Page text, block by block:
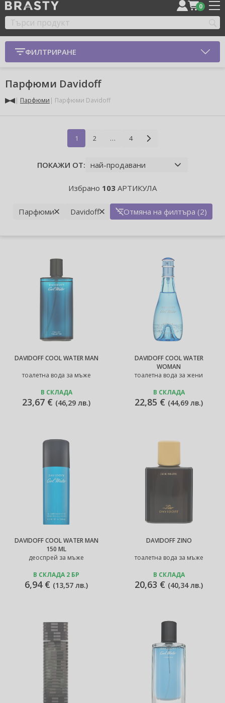
0
ФИЛТРИРАНЕ
Парфюми Davidoff
Парфюми Парфюми Davidoff
1 2 … 4
ПОКАЖИ ОТ:
Избрано 103 АРТИКУЛА
Парфюми Davidoff Отмяна на филтъра (2)
DAVIDOFF COOL WATER MAN
тоалетна вода за мъже
В СКЛАДА
23,67 € (46,29 лв.)
DAVIDOFF COOL WATER
WOMAN
тоалетна вода за жени
В СКЛАДА
22,85 € (44,69 лв.)
DAVIDOFF COOL WATER MAN
150 ML
деоспрей за мъже
В СКЛАДА 2 БР
6,94 € (13,57 лв.)
DAVIDOFF ZINO
тоалетна вода за мъже
В СКЛАДА
20,63 € (40,34 лв.)